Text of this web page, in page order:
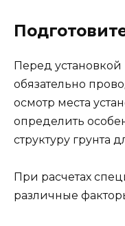
Перед установкой
обязательно
осмотр места
определить
структуру грунта
При расчетах
различные